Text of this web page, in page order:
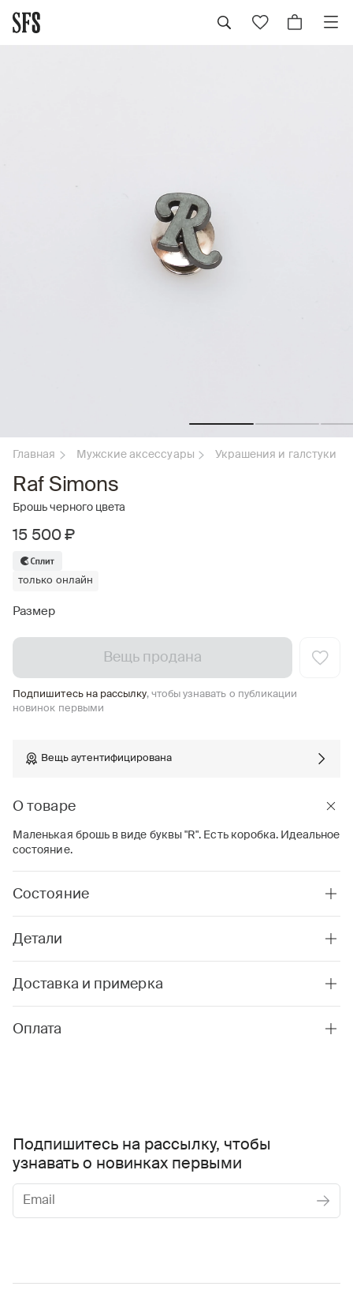
Главная Мужские аксессуары Украшения и галстуки
Raf Simons
Брошь черного цвета
15 500 ₽
только онлайн
Размер
Вещь продана
Подпишитесь на рассылку, чтобы узнавать о публикации
новинок первыми
Вещь аутентифицирована
О товаре
Маленькая брошь в виде буквы "R". Есть коробка. Идеальное
состояние.
Состояние
Детали
Доставка и примерка
Оплата
Подпишитесь на рассылку, чтобы
узнавать о новинках первыми